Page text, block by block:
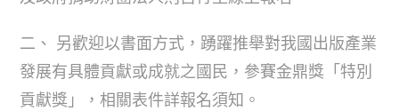
二、 另歡迎以書面方式，踴躍推舉對我國出版產業
發展有具體貢獻或成就之國民，參賽金鼎獎「特別
貢獻獎」，相關表件詳報名須知。